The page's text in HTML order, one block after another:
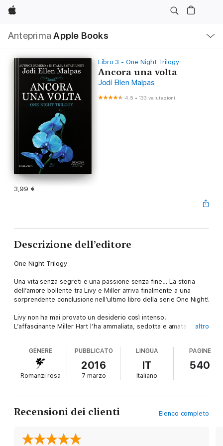
Apple
Anteprima Apple Books
locale
Apri
Menu
Libro 3 - One Night Trilogy
Ancora una volta
Jodi Ellen Malpas
4,5 •133 valutazioni
3,99 €
Descrizione dell’editore
One Night Trilogy
Una vita senza segreti e una passione senza fine… La storia
dell’amore bollente tra Livy e Miller arriva finalmente a una
sorprendente conclusione nell’ultimo libro della serie One Night!
Livy non ha mai provato un desiderio così intenso.
L’affascinante Miller Hart l’ha ammaliata, sedotta e amata come
difficile fuggire. Miller farebbe di tutto pur di proteggerla e
tenerla al sicuro fino a rischiare la sua stessa vita. Eppure
l’oscuro passato dell’uomo non è l’unica minaccia che rischia di
compromettere il loro futuro insieme. Quando Livy scoprirà la
passato e presente. La ragazza si ritroverà così stretta tra
l’appagante e struggente amore per Miller e un’ossessione ad
alto rischio che potrebbe determinare la fine per entrambi…
Dall'autrice della serie fenomeno This Man Trilogy
altro
GENERE
Romanzi rosa
PUBBLICATO
2016
7 marzo
LINGUA
IT
Italiano
PAGINE
540
Recensioni dei clienti Elenco completo